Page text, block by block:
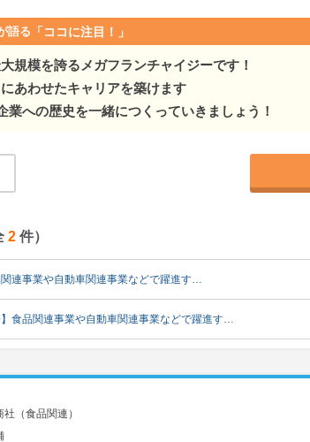
語る 「ココに注目！」
規模を誇るメガフランチャイジーです！
あわせたキャリアを築けます
業への歴史を一緒につくっていきましょう！
2 件）
連事業や自動車関連事業などで躍進す…
】食品関連事業や自動車関連事業などで躍進す…
（食品関連）